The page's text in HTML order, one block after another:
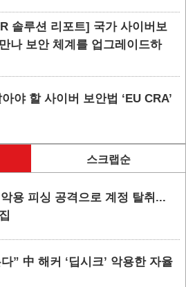
솔루션 리포트] 국가 사이버보
나 보안 체계를 업그레이드하
야 할 사이버 보안법 ‘EU CRA’
스크랩순
용 피싱 공격으로 계정 탈취...
” 中 해커 ‘딥시크’ 악용한 자율